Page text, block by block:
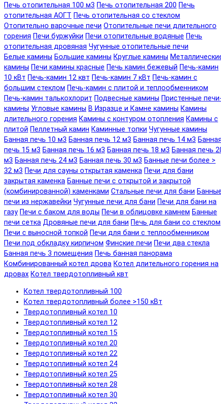
Печь отопительная 100 м3 Печь отопительная 200 Печь
отопительная АОГТ Печь отопительная со стеклом
Отопительно варочные печи Отопительные печи длительного
горения Печи буржуйки Печи отопительные водяные Печь
отопительная дровяная Чугунные отопительные печи
Белые камины Большие камины Круглые камины
камины Печи камины красные Печь камин бежевый Печь-камин
10 кВт Печь-камин 12 квт Печь-камин 7 кВт Печь-камин с
большим стеклом Печь-камин с плитой и теплообменником
Печь-камин талькохлорит Подвесные камины Пристенные
камины Угловые камины В Изразце и Камне камины Камины
длительного горения Камины с контуром отопления Камины с
плитой Пеллетный камин Каминные топки Чугунные камины
Банная печь 10 м3 Банная печь 12 м3 Банная печь 14 м3
печь 15 м3 Банная печь 16 м3 Банная печь 18 м3 Банная печь
м3 Банная печь 24 м3 Банная печь 30 м3 Банные печи более >
32 м3 Печи для сауны открытая каменка Печи для бани
закрытая каменка Банные печи с открытой и закрытой
(комбинированной) каменками Стальные печи для бани
печи из нержавейки Чугунные печи для бани Печи для бани на
газу Печи с баком для воды Печи в облицовке камнем Банные
печи сетка Дровяные печи для бани Печь для бани со стеклом
Печи с выносной топкой Печи для бани с теплообменником
Печи под обкладку кирпичом Финские печи Печи два стекла
Банная печь 3 помещения Печь банная панорама
Комбинированный котел дрова Котел длительного горения на
дровах Котел твердотопливный квт
Котел твердотопливный 100
Котел твердотопливный более >150 кВт
Твердотопливный котел 10
Твердотопливный котел 12
Твердотопливный котел 15
Твердотопливный котел 20
Твердотопливный котел 22
Твердотопливный котел 24
Твердотопливный котел 25
Твердотопливный котел 28
Твердотопливный котел 30